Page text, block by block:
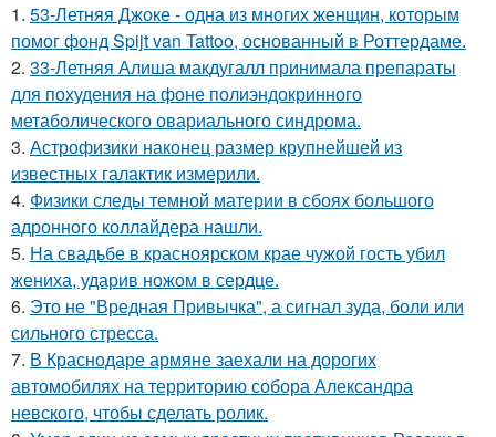
1. 53-Летняя Джоке - одна из многих женщин, которым
помог фонд Spijt van Tattoo, основанный в Роттердаме.
2. 33-Летняя Алиша макдугалл принимала препараты
для похудения на фоне полиэндокринного
метаболического овариального синдрома.
3. Астрофизики наконец размер крупнейшей из
известных галактик измерили.
4. Физики следы темной материи в сбоях большого
адронного коллайдера нашли.
5. На свадьбе в красноярском крае чужой гость убил
жениха, ударив ножом в сердце.
6. Это не "Вредная Привычка", а сигнал зуда, боли или
сильного стресса.
7. В Краснодаре армяне заехали на дорогих
автомобилях на территорию собора Александра
невского, чтобы сделать ролик.